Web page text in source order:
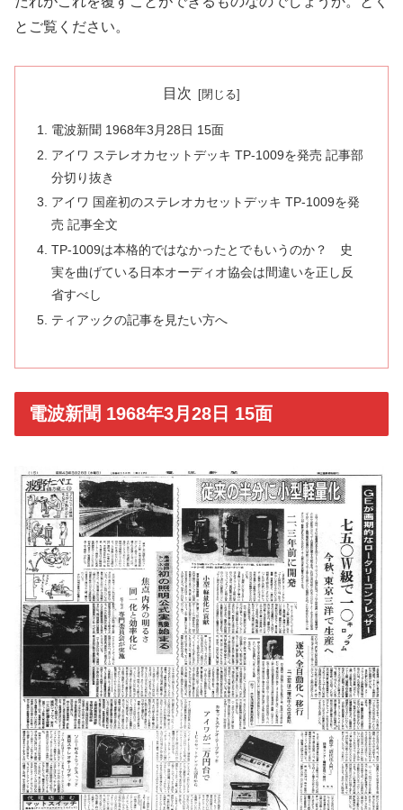
とご覧ください。
目次
電波新聞 1968年3月28日 15面
アイワ ステレオカセットデッキ TP-1009を発売 記事部
分切り抜き
アイワ 国産初のステレオカセットデッキ TP-1009を発
売 記事全文
TP-1009は本格的ではなかったとでもいうのか？ 史
実を曲げている日本オーディオ協会は間違いを正し反
省すべし
ティアックの記事を見たい方へ
電波新聞 1968年3月28日 15面